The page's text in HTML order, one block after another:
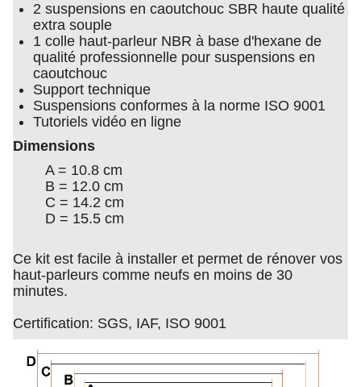
2 suspensions en caoutchouc SBR haute qualité
extra souple
1 colle haut-parleur NBR à base d'hexane de
qualité professionnelle pour suspensions en
caoutchouc
Support technique
Suspensions conformes à la norme ISO 9001
Tutoriels vidéo en ligne
Dimensions
A = 10.8 cm
B = 12.0 cm
C = 14.2 cm
D = 15.5 cm
Ce kit est facile à installer et permet de rénover vos
haut-parleurs comme neufs en moins de 30
minutes.
Certification: SGS, IAF, ISO 9001